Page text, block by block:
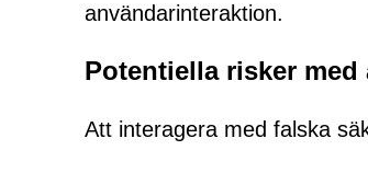
användarinteraktion.
Potentiella risker
Att interagera med falska